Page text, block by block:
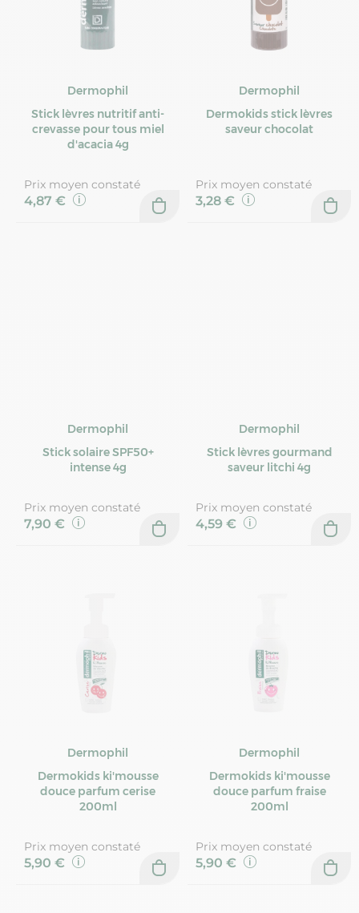
Dermophil
Stick lèvres nutritif anti-
crevasse pour tous miel
d'acacia 4g
Prix moyen constaté
4,87 €
Dermophil
Dermokids stick lèvres
saveur chocolat
Prix moyen constaté
3,28 €
Dermophil
Stick solaire SPF50+
intense 4g
Prix moyen constaté
7,90 €
Dermophil
Stick lèvres gourmand
saveur litchi 4g
Prix moyen constaté
4,59 €
Dermophil
Dermokids ki'mousse
douce parfum cerise
200ml
Prix moyen constaté
5,90 €
Dermophil
Dermokids ki'mousse
douce parfum fraise
200ml
Prix moyen constaté
5,90 €